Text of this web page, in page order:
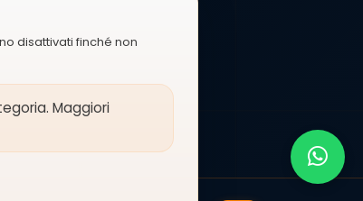
disattivati finché non
Maggiori